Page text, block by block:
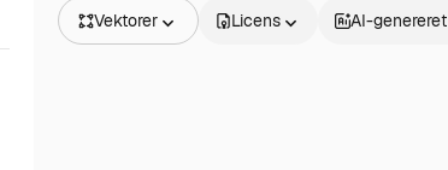
Vektorer Licens AI-genereret